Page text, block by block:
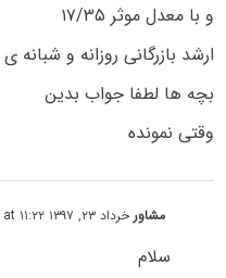
و با معدل موثر ۱۷/۳۵
ارشد بازرگانی روزانه و
بچه ها لطفا جواب بدین
وقتی نمونده
مشاور خرداد ۲۳, ۱۳۹۷ at ۱۱:۲۲ ب٫ظ
سلام